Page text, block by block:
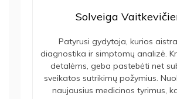
Solveiga
Patyrusi gydytoja, kurios
diagnostika ir simptomų analizė.
detalėms, geba pastebėti net
sveikatos sutrikimų požymius.
naujausius medicinos tyrimus,